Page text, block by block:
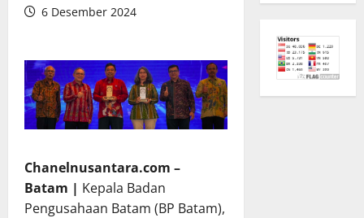
6 Desember 2024
Chanelnusantara.com –
Batam | Kepala Badan
Pengusahaan Batam (BP Batam),